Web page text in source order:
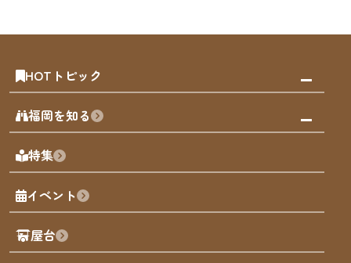
HOTトピック
みんなの旅行記
天神エリア
博多旧市街
福岡城
歴史・文化
福岡を知る
福岡の見どころ
福岡の魅力
観光カレンダー
観光PR動画
まち歩き
特集
イベント
屋台